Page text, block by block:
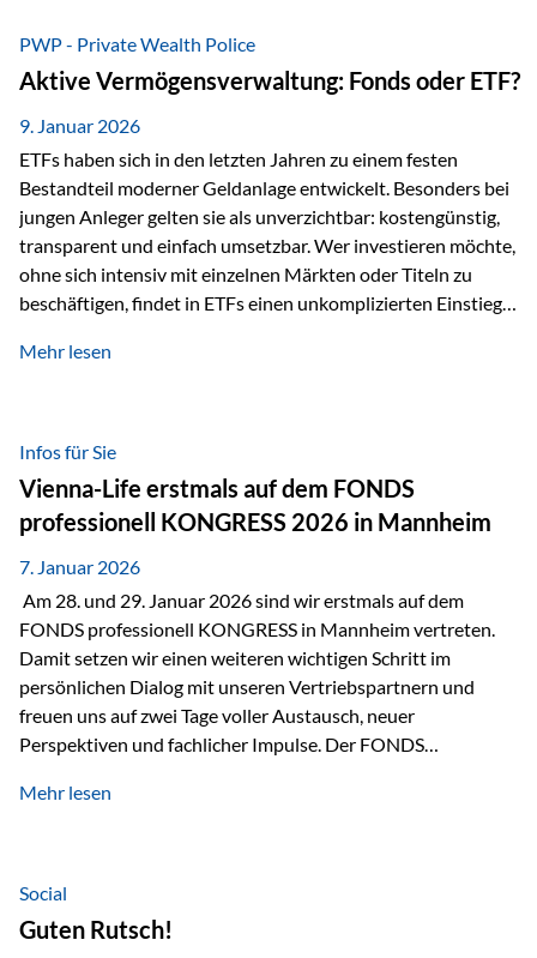
Inflationsrobustheit und Stabilisierung – eingebettet in eine
liechtensteinische Versicherungsstruktur. Die
Sicherheitsarchitektur: Liechtenstein als Strukturprinzip Die
Private Wealth Police positioniert sich mit einer dreistufigen
Sicherheitsarchitektur, die auf mehreren Ebenen ansetzt:
Stufe 1: Versicherer-Ebene • Versicherung mit…
PWP - Private Wealth Police
Aktive Vermögensverwaltung: Fonds oder ETF?
9. Januar 2026
ETFs haben sich in den letzten Jahren zu einem festen
Bestandteil moderner Geldanlage entwickelt. Besonders bei
jungen Anleger gelten sie als unverzichtbar: kostengünstig,
transparent und einfach umsetzbar. Wer investieren möchte,
ohne sich intensiv mit einzelnen Märkten oder Titeln zu
beschäftigen, findet in ETFs einen unkomplizierten Einstieg
werden häufig kritisch betrachtet. Sie gelten als teurer,
Beide Ansätze haben ihre Berechtigung und ihre Stärken
entfalten sie oft gerade in Kombination. ETFs: Effizient, breit
gestreut und klar strukturiert…
Mehr lesen
Infos für Sie
Vienna-Life erstmals auf dem FONDS
professionell KONGRESS 2026 in Mannheim
7. Januar 2026
Am 28. und 29. Januar 2026 sind wir erstmals auf dem
FONDS professionell KONGRESS in Mannheim vertreten.
Damit setzen wir einen weiteren wichtigen Schritt im
persönlichen Dialog mit unseren Vertriebspartnern und
freuen uns auf zwei Tage voller Austausch, neuer
Perspektiven und fachlicher Impulse. Der FONDS
Branchentreffen für Finanz- und Versicherungsprofis im
Vermögensstrukturierung und Nachfolgeplanung
gemeinsam zu diskutieren. Persönlich für Sie vor Ort An
beiden Kongresstagen stehen Ihnen Maximilian
Mehr lesen
Social
Guten Rutsch!